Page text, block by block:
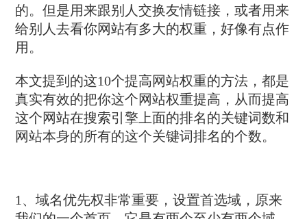
的。但是用来跟别人交换友情链接，或者用来
给别人去看你网站有多大的权重，好像有点作
用。
本文提到的这10个提高网站权重的方法，都是
真实有效的把你这个网站权重提高，从而提高
这个网站在搜索引擎上面的排名的关键词数和
网站本身的所有的这个关键词排名的个数。
1、域名优先权非常重要，设置首选域，原来